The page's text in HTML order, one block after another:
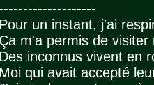
Pour un instant, j'ai
Ça m'a permis de visiter
Des inconnus vivent en
Moi qui avait accepté